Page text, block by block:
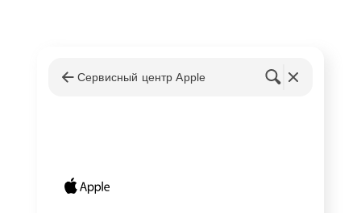
Сервисный центр Apple